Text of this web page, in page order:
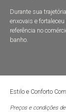
Durante sua
enxovais e
referência no
banho.
Estilo e Conforto
Preços e condições